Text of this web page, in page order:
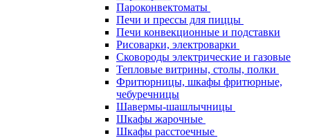
Пароконвектоматы
Печи и прессы для пиццы
Печи конвекционные и подставки
Рисоварки, электроварки
Сковороды электрические и газовые
Тепловые витрины, столы, полки
Фритюрницы, шкафы фритюрные,
чебуречницы
Шавермы-шашлычницы
Шкафы жарочные
Шкафы расстоечные